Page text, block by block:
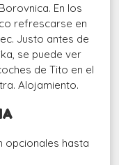
En los
refrescarse en
Justo antes de
se puede ver
de Tito en el
Alojamiento.
opcionales hasta